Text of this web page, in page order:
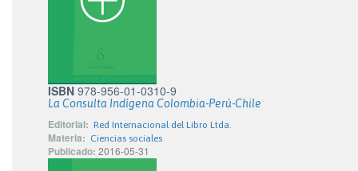
ISBN 978-956-01-0310-9
La Consulta Indígena Colombia-Perú-Chile
Editorial: Red Internacional del Libro Ltda.
Materia: Ciencias sociales
Publicado: 2016-05-31